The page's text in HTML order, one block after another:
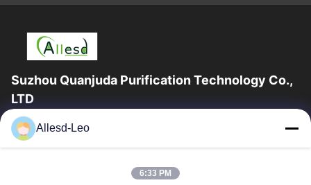
Suzhou Quanjuda Purification Technology Co.,
LTD
l'expérience 16years, en tant que principaux fabricant et
exportateur d'ESD et produits de Cleanroom, nous offrons un
Allesd-Leo
6:33 PM